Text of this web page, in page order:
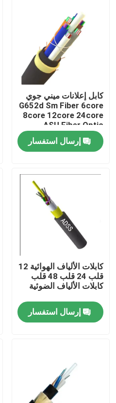
مسكن
منتجات
جولة في المعمل
مراقبة الجودة
اتصل بنا
اطلب اقتباس
كابلات الألياف البصرية الداخلية
كابل الألياف البصرية
كابل إعلانات ميني جوي
G652d Sm Fiber 6core
8core 12core 24core
ASU Fiber Optic
إرسال استفسار
كابلات الألياف الهوائية 12
قلب 24 قلب 48 قلب
كابلات الألياف الضوئية
إرسال استفسار